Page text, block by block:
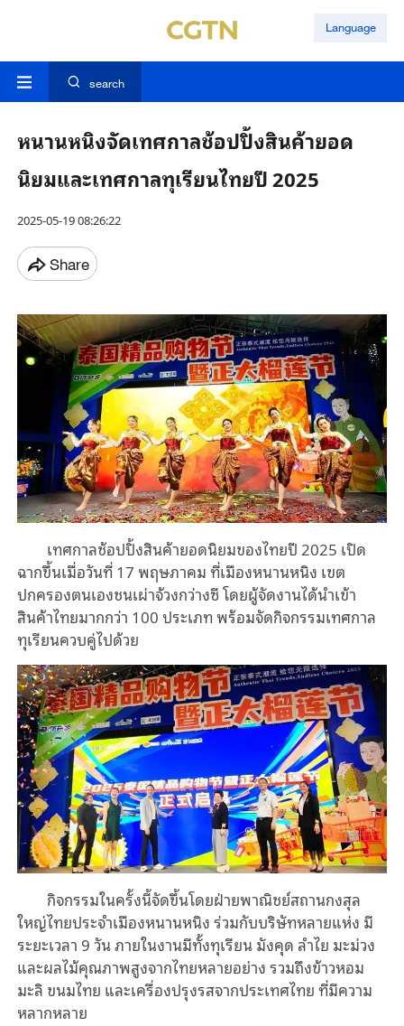
Language
search
หนานหนิงจัดเทศกาลช้อปปิ้งสินค้ายอด
นิยมและเทศกาลทุเรียนไทยปี 2025
2025-05-19 08:26:22
Share
เทศกาลช้อปปิ้งสินค้ายอดนิยมของไทยปี 2025 เปิด
ฉากขึ้นเมื่อวันที่ 17 พฤษภาคม ที่เมืองหนานหนิง เขต
ปกครองตนเองชนเผ่าจ้วงกว่างซี โดยผู้จัดงานได้นำเข้า
สินค้าไทยมากกว่า 100 ประเภท พร้อมจัดกิจกรรมเทศกาล
ทุเรียนควบคู่ไปด้วย
กิจกรรมในครั้งนี้จัดขึ้นโดยฝ่ายพาณิชย์สถานกงสุล
ใหญ่ไทยประจำเมืองหนานหนิง ร่วมกับบริษัทหลายแห่ง มี
ระยะเวลา 9 วัน ภายในงานมีทั้งทุเรียน มังคุด ลำไย มะม่วง
และผลไม้คุณภาพสูงจากไทยหลายอย่าง รวมถึงข้าวหอม
มะลิ ขนมไทย และเครื่องปรุงรสจากประเทศไทย ที่มีความ
หลากหลาย